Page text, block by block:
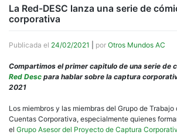
La Red-DESC lanza una serie de
corporativa
Publicada el 24/02/2021 por Otros Mundos AC
Compartimos el primer capitulo de una serie de
Red Desc para hablar sobre la captura
2021
Los miembros y las miembras del Grupo de
Cuentas Corporativa, especialmente quienes
el Grupo Asesor del Proyecto de Captura